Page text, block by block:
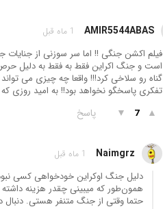
AMIR5544ABAS 1 ماه قبل
فیلم اکشن جنگی !! اما سر سوزنی از
است و جنگ اکراین فقط به فقط به دلیل
گناه رو سلاخی کرد!!! واقعا چه چیزی می
تفکری پاسخگو نخواهد بود!! به امید روزی
▲
7
▼ پاسخ
Naimgrz 1 ماه قبل
دلیل جنگ اوکراین خودخواهی کسی
همون‌طور که میبینی چقدر هزینه
حتما وقتی از جنگ متنفر هستی. دنبال